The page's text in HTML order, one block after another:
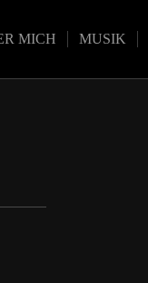
MICH MUSIK